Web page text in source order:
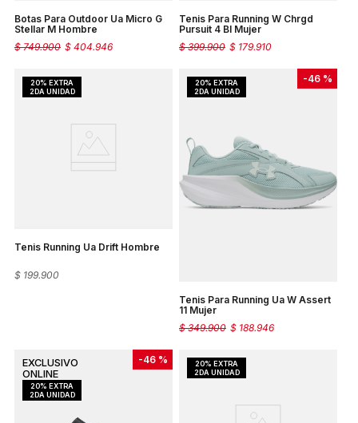
Botas Para Outdoor Ua Micro G
Stellar M Hombre
$ 404.946
$ 749.900
Tenis Para Running W Chrgd
Pursuit 4 Bl Mujer
$ 179.910
$ 399.900
Tenis Running Ua Drift Hombre
$ 199.900
-46 %
Tenis Para Running Ua W Assert
11 Mujer
$ 188.946
$ 349.900
-46 %